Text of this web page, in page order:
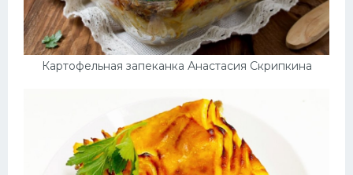
Картофельная запеканка Анастасия Скрипкина